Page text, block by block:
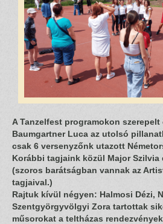
A Tanzelfest programokon
Baumgartner Luca az utolsó
csak 6 versenyzőnk utazott
Korábbi tagjaink közül Major Szilvia
(szoros barátságban vannak az
tagjaival.)
Rajtuk kívül négyen: Halmosi Dézi,
Szentgyörgyvölgyi Zora tartottak
műsorokat a teltházas